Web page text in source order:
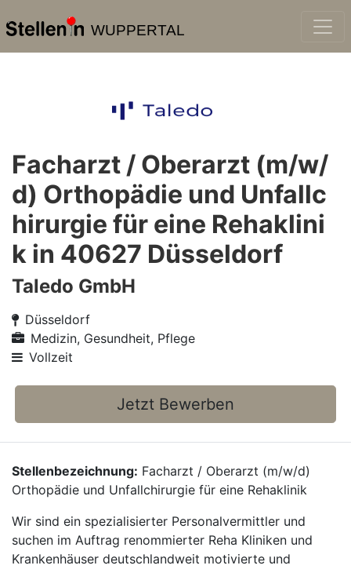
WUPPERTAL
Facharzt / Oberarzt (m/w/
d) Orthopädie und Unfallc
hirurgie für eine Rehaklini
k in 40627 Düsseldorf
Taledo GmbH
Düsseldorf
Medizin, Gesundheit, Pflege
Vollzeit
Jetzt Bewerben
Stellenbezeichnung: Facharzt / Oberarzt (m/w/d)
Orthopädie und Unfallchirurgie für eine Rehaklinik
Wir sind ein spezialisierter Personalvermittler und
suchen im Auftrag renommierter Reha Kliniken und
Krankenhäuser deutschlandweit motivierte und